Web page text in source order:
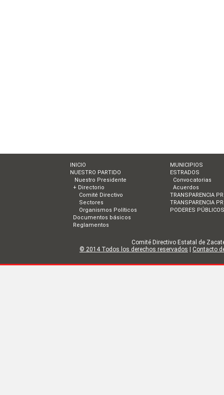
INICIO
NUESTRO PARTIDO
Nuestro Presidente
+ Directorio
Comité Directivo
Sectores
Organismos Políticos
Documentos básicos
Reglamentos
MUNICIPIOS
ESTRADOS
Convocatorias
Acuerdos
TRANSPARENCIA
TRANSPARENCIA
PODERES PÚBLICOS
Comité Directivo Estatal de
© 2014 Todos los derechos reservados
Contacto